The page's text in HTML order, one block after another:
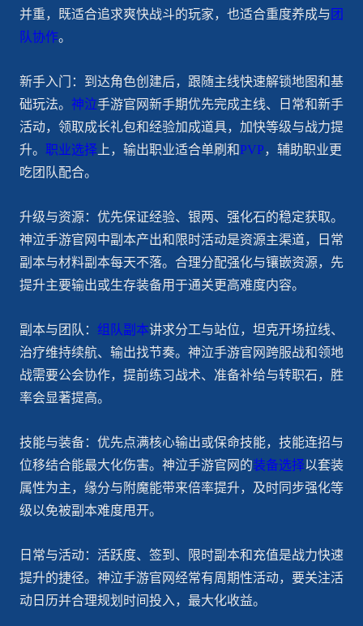
并重，既适合追求爽快战斗的玩家，也适合重度养成与 团
队协作。
新手入门：到达角色创建后，跟随主线快速解锁地图和基
础玩法。 神泣手游官网新手期优先完成主线、日常和新手
活动，领取成长礼包和经验加成道具，加快等级与战力提
升。 职业选择上，输出职业适合单刷和PVP，辅助职业更
吃团队配合。
升级与资源：优先保证经验、银两、强化石的稳定获取。
神泣手游官网中副本产出和限时活动是资源主渠道，日常
副本与材料副本每天不落。合理分配强化与镶嵌资源，先
提升主要输出或生存装备用于通关更高难度内容。
副本与团队： 组队副本讲求分工与站位，坦克开场拉线、
治疗维持续航、输出找节奏。神泣手游官网跨服战和领地
战需要公会协作，提前练习战术、准备补给与转职石，胜
率会显著提高。
技能与装备：优先点满核心输出或保命技能，技能连招与
位移结合能最大化伤害。神泣手游官网的装备选择以套装
属性为主，缘分与附魔能带来倍率提升，及时同步强化等
级以免被副本难度甩开。
日常与活动：活跃度、签到、限时副本和充值是战力快速
提升的捷径。神泣手游官网经常有周期性活动，要关注活
动日历并合理规划时间投入，最大化收益。